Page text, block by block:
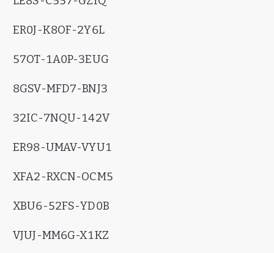
ER0J-K8OF-2Y6L
57OT-1A0P-3EUG
8GSV-MFD7-BNJ3
32IC-7NQU-142V
ER98-UMAV-VYU1
XFA2-RXCN-OCM5
XBU6-52FS-YD0B
VJUJ-MM6G-X1KZ